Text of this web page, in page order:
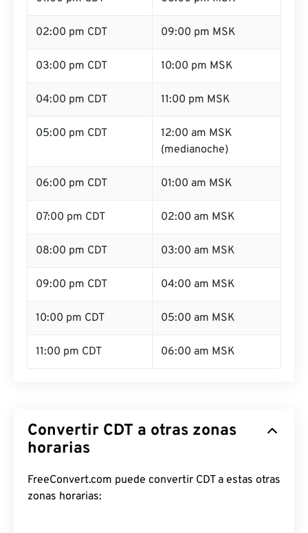
02:00 pm CDT 09:00 pm MSK
03:00 pm CDT 10:00 pm MSK
04:00 pm CDT 11:00 pm MSK
05:00 pm CDT
12:00 am MSK
(medianoche)
06:00 pm CDT 01:00 am MSK
07:00 pm CDT 02:00 am MSK
08:00 pm CDT 03:00 am MSK
09:00 pm CDT 04:00 am MSK
10:00 pm CDT 05:00 am MSK
11:00 pm CDT 06:00 am MSK
Convertir CDT a otras zonas
horarias
FreeConvert.com puede convertir CDT a estas otras
zonas horarias: